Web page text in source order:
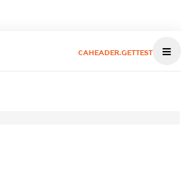
CAHEADER.GETTEST